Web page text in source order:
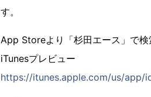
す。
App Storeより「杉田エース」で
iTunesプレビュー
https://itunes.apple.com/us/app/